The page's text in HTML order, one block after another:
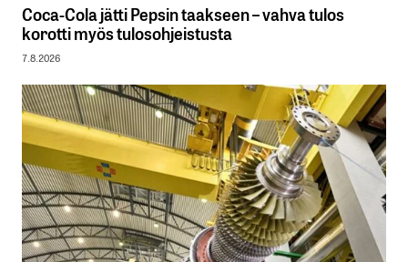
Coca-Cola jätti Pepsin taakseen – vahva tulos
korotti myös tulosohjeistusta
7.8.2026